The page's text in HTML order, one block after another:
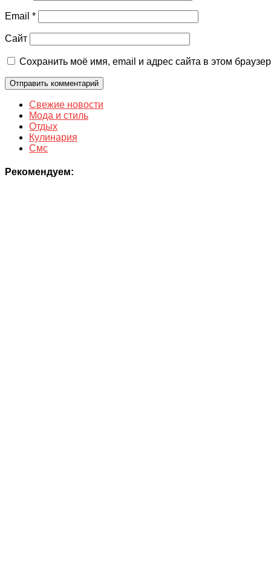
Email *
Сайт
Сохранить моё имя, email и адрес сайта в этом
Свежие новости
Мода и стиль
Отдых
Кулинария
Смс
Рекомендуем: